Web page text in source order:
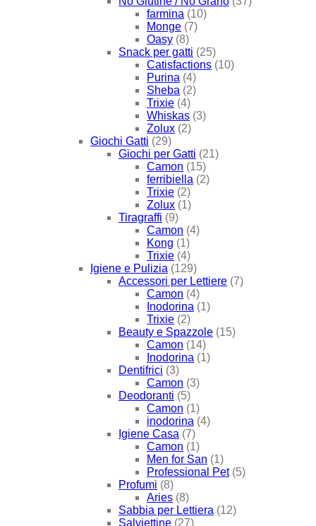
farmina (10)
Monge (7)
Oasy (8)
Snack per gatti (25)
Catisfactions (10)
Purina (4)
Sheba (2)
Trixie (4)
Whiskas (3)
Zolux (2)
Giochi Gatti (29)
Giochi per Gatti (21)
Camon (15)
ferribiella (2)
Trixie (2)
Zolux (1)
Tiragraffi (9)
Camon (4)
Kong (1)
Trixie (4)
Igiene e Pulizia (129)
Accessori per Lettiere (7)
Camon (4)
Inodorina (1)
Trixie (2)
Beauty e Spazzole (15)
Camon (14)
Inodorina (1)
Dentifrici (3)
Camon (3)
Deodoranti (5)
Camon (1)
inodorina (4)
Igiene Casa (7)
Camon (1)
Men for San (1)
Professional Pet (5)
Profumi (8)
Aries (8)
Sabbia per Lettiera (12)
Salviettine (27)